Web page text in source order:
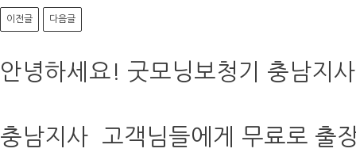
이전글 다음글
안녕하세요! 굿모닝보청기 충남지
충남지사 고객님들에게 무료로 출